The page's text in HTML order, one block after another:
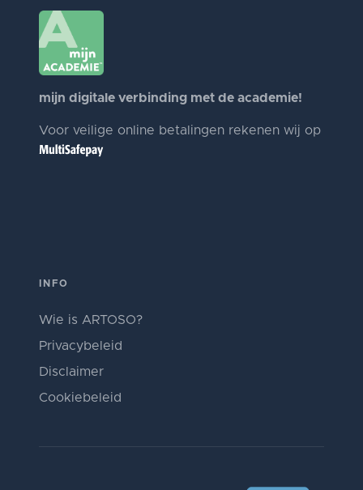
mijn digitale verbinding met de academie!
Voor veilige online betalingen rekenen wij op
INFO
Wie is ARTOSO?
Privacybeleid
Disclaimer
Cookiebeleid